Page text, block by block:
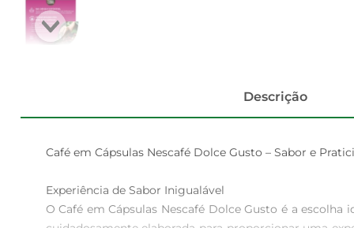
Descrição
Café em Cápsulas Nescafé Dolce Gusto – Sabor e
Experiência de Sabor Inigualável
O Café em Cápsulas Nescafé Dolce Gusto é a